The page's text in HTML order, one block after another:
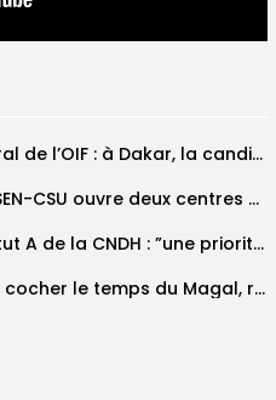
Secrétariat général de l’OIF : à Dakar, la candidate Coumba Bâ, décline...
Magal 2026 : la SEN-CSU ouvre deux centres d’enrôlement à Touba
Retrouver le statut A de la CNDH : ”une priorité nationale”, selon...
Abdoulaye Faye, cocher le temps du Magal, rêve d’un lendemain meilleur